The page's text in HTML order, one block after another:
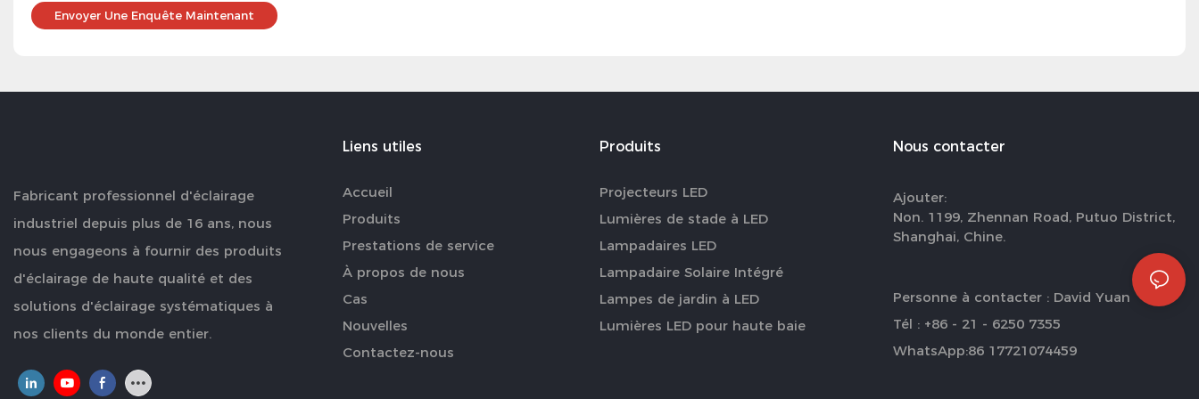
Envoyer Une Enquête Maintenant
Fabricant professionnel d'éclairage
industriel depuis plus de 16 ans, nous
nous engageons à fournir des produits
d'éclairage de haute qualité et des
solutions d'éclairage systématiques à
nos clients du monde entier.
Liens utiles
Accueil
Produits
Prestations de service
À propos de nous
Cas
Nouvelles
Contactez-nous
Produits
Projecteurs LED
Lumières de stade à LED
Lampadaires LED
Lampadaire Solaire Intégré
Lampes de jardin à LED
Lumières LED pour haute baie
Nous contacter
Ajouter:
Non. 1199, Zhennan Road, Putuo District,
Shanghai, Chine.
Personne à contacter : David Yuan
Tél : +86 - 21 - 6250 7355
WhatsApp:86 17721074459